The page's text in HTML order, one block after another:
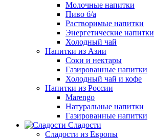
Молочные напитки
Пиво б/а
Растворимые напитки
Энергетические напитки
Холодный чай
Напитки из Азии
Соки и нектары
Газированные напитки
Холодный чай и кофе
Напитки из России
Marengo
Натуральные напитки
Газированные напитки
Сладости
Сладости из Европы